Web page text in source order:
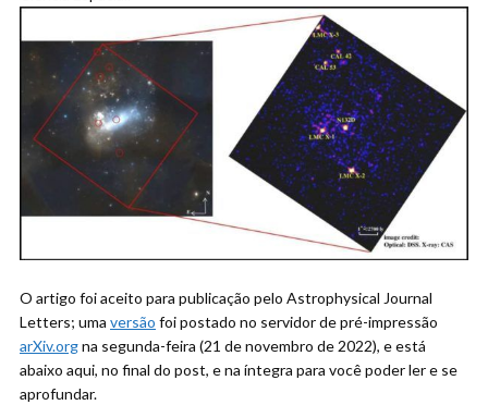
O artigo foi aceito para publicação pelo Astrophysical Journal
Letters; uma versão foi postado no servidor de pré-impressão
arXiv.orgna segunda-feira (21 de novembro de 2022), e está
abaixo aqui, no final do post, e na íntegra para você poder ler e se
aprofundar.